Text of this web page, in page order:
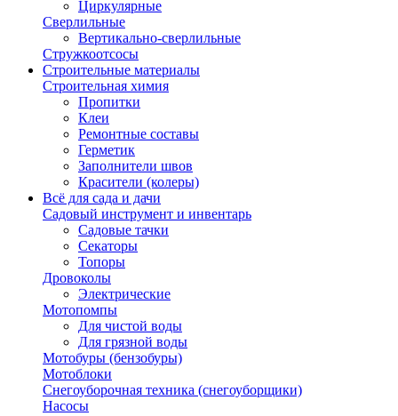
Циркулярные
Сверлильные
Вертикально-сверлильные
Стружкоотсосы
Строительные материалы
Строительная химия
Пропитки
Клеи
Ремонтные составы
Герметик
Заполнители швов
Красители (колеры)
Всё для сада и дачи
Садовый инструмент и инвентарь
Садовые тачки
Секаторы
Топоры
Дровоколы
Электрические
Мотопомпы
Для чистой воды
Для грязной воды
Мотобуры (бензобуры)
Мотоблоки
Снегоуборочная техника (снегоуборщики)
Насосы